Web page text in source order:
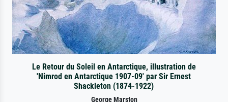
Le Retour du Soleil en Antarctique, illustration de
'Nimrod en Antarctique 1907-09' par Sir Ernest
Shackleton (1874-1922)
George Marston